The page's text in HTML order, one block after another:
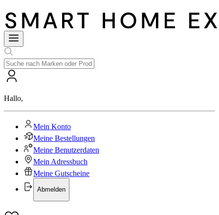
Hallo,
Mein Konto
Meine Bestellungen
Meine Benutzerdaten
Mein Adressbuch
Meine Gutscheine
Abmelden